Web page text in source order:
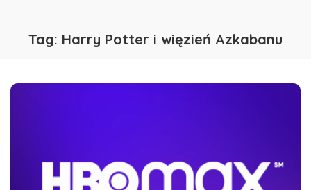
Tag: Harry Potter i więzień Azkabanu